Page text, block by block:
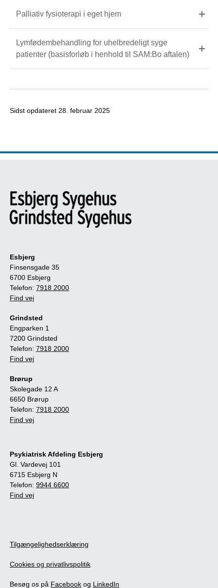
Palliativ fysioterapi i eget hjem
Lymfødembehandling for uhelbredeligt syge
patienter (basisforløb i henhold til SAM:Bo aftalen)
Sidst opdateret 28. februar 2025
Esbjerg
Finsensgade 35
6700 Esbjerg
Telefon: 7918 2000
Find vej
Grindsted
Engparken 1
7200 Grindsted
Telefon: 7918 2000
Find vej
Brørup
Skolegade 12 A
6650 Brørup
Telefon: 7918 2000
Find vej
Psykiatrisk Afdeling Esbjerg
Gl. Vardevej 101
6715 Esbjerg N
Telefon: 9944 6600
Find vej
Tilgængelighedserklæring
Cookies og privatlivspolitik
Besøg os på Facebook og LinkedIn